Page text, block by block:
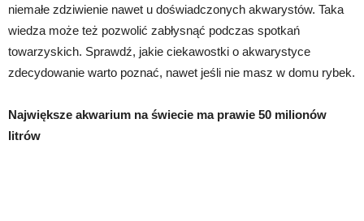
niemałe zdziwienie nawet u doświadczonych akwarystów. Taka
wiedza może też pozwolić zabłysnąć podczas spotkań
towarzyskich. Sprawdź, jakie ciekawostki o akwarystyce
zdecydowanie warto poznać, nawet jeśli nie masz w domu rybek.
Największe akwarium na świecie ma prawie 50 milionów
litrów